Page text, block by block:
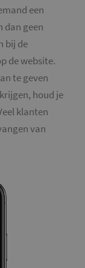
een
dan geen
bij de
de website.
te geven
houd je
klanten
van